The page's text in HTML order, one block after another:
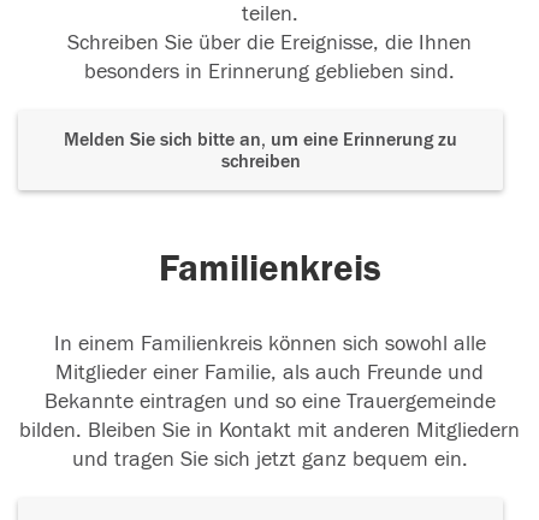
teilen.
Schreiben Sie über die Ereignisse, die Ihnen
besonders in Erinnerung geblieben sind.
Melden Sie sich bitte an, um eine Erinnerung zu
schreiben
Familienkreis
In einem Familienkreis können sich sowohl alle
Mitglieder einer Familie, als auch Freunde und
Bekannte eintragen und so eine Trauergemeinde
bilden. Bleiben Sie in Kontakt mit anderen Mitgliedern
und tragen Sie sich jetzt ganz bequem ein.